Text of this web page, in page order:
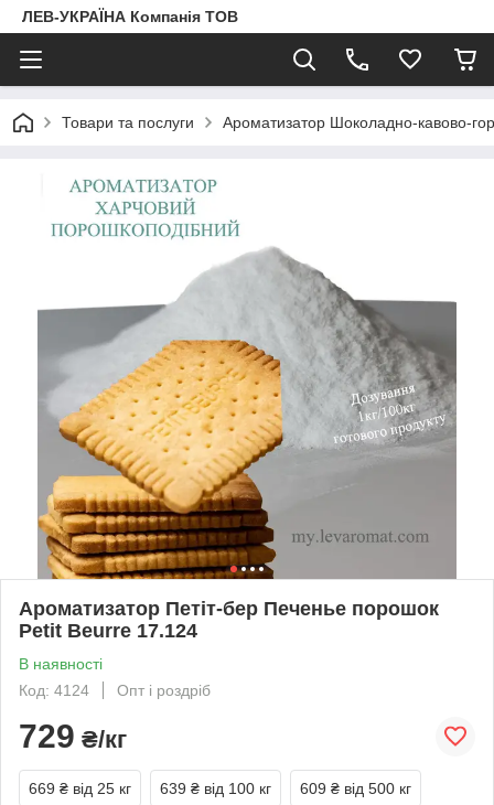
ЛЕВ-УКРАЇНА Компанія ТОВ
Товари та послуги Ароматизатор Шоколадно-кавово-
Ароматизатор Петіт-бер Печенье порошок
Petit Beurre 17.124
В наявності
Код: 4124
Опт і роздріб
729 ₴/кг
669 ₴ від 25 кг 639 ₴ від 100 кг 609 ₴ від 500 кг